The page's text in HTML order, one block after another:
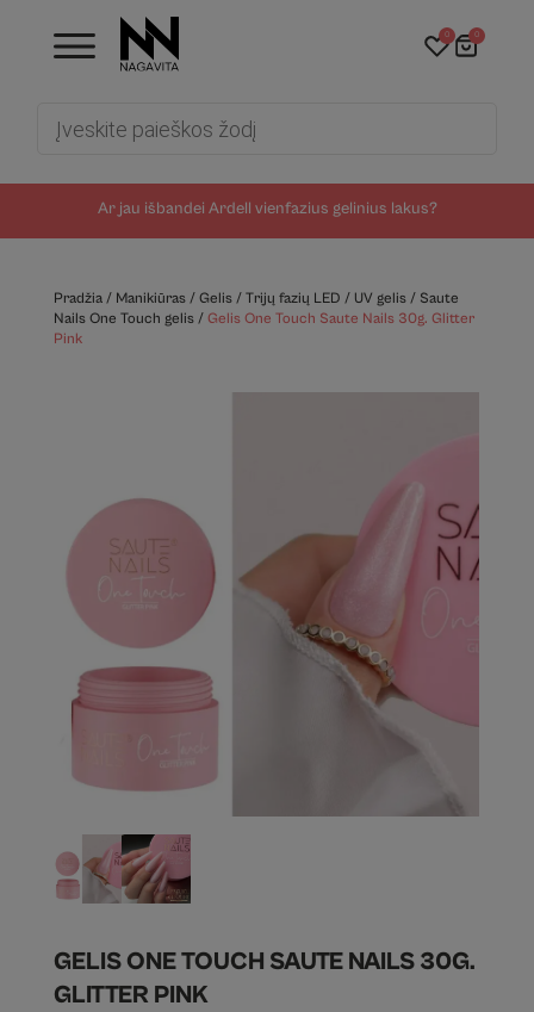
Ar jau išbandei Ardell vienfazius gelinius lakus?
0 0
Pradžia/ Manikiūras/ Gelis/ Trijų fazių LED / UV gelis/ Saute
Nails One Touch gelis/ Gelis One Touch Saute Nails 30g. Glitter
Pink
GELIS ONE TOUCH SAUTE NAILS 30G.
GLITTER PINK